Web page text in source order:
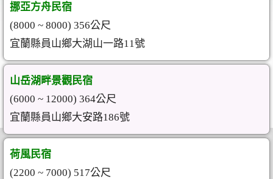
挪亞方舟民宿
(8000 ~ 8000) 356公尺
宜蘭縣員山鄉大湖山一路11號
山岳湖畔景觀民宿
(6000 ~ 12000) 364公尺
宜蘭縣員山鄉大安路186號
荷風民宿
(2200 ~ 7000) 517公尺